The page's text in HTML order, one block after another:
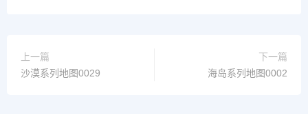
上一篇
沙漠系列地图0029
下一篇
海岛系列地图0002